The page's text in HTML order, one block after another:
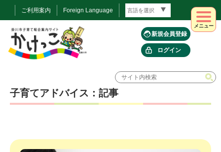
ご利用案内 Foreign Language
新規会員登録
ログイン
メニュー
子育てアドバイス：記事